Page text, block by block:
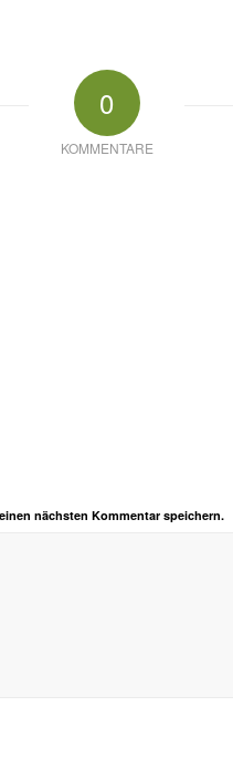
0
KOMMENTARE
nächsten Kommentar speichern.